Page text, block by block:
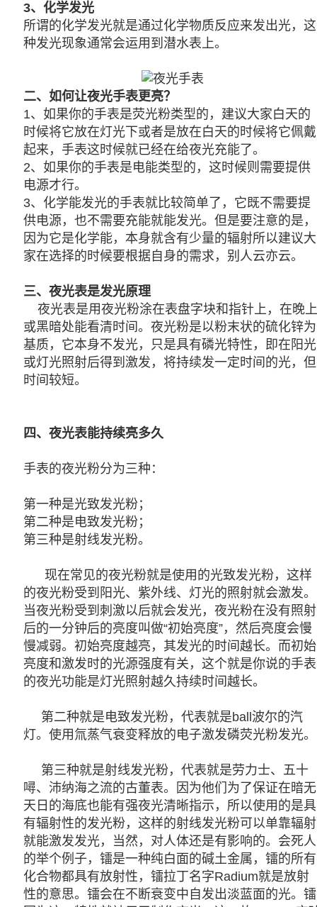
3、化学发光
所谓的化学发光就是通过化学物质反应来发出光，这
种发光现象通常会运用到潜水表上。
二、如何让夜光手表更亮？
1、如果你的手表是荧光粉类型的，建议大家白天的
时候将它放在灯光下或者是放在白天的时候将它佩戴
起来，手表这时候就已经在给夜光充能了。
2、如果你的手表是电能类型的，这时候则需要提供
电源才行。
3、化学能发光的手表就比较简单了，它既不需要提
供电源，也不需要充能就能发光。但是要注意的是，
因为它是化学能，本身就含有少量的辐射所以建议大
家在选择的时候要根据自身的需求，别人云亦云。
三、夜光表是发光原理
夜光表是用夜光粉涂在表盘字块和指针上，在晚
或黑暗处能看清时间。夜光粉是以粉末状的硫化锌为
基质，它本身不发光，只是具有磷光特性，即在阳光
或灯光照射后得到激发，将持续发一定时间的光，但
时间较短。
四、夜光表能持续亮多久
手表的夜光粉分为三种：
第一种是光致发光粉；
第二种是电致发光粉；
第三种是射线发光粉。
现在常见的夜光粉就是使用的光致发光粉，这样
的夜光粉受到阳光、紫外线、灯光的照射就会激发。
当夜光粉受到刺激以后就会发光，夜光粉在没有照射
后的一分钟后的亮度叫做“初始亮度”，然后亮度会慢
慢减弱。初始亮度越亮，其发光的时间越长。而初始
亮度和激发时的光源强度有关，这个就是你说的手表
的夜光功能是灯光照射越久持续时间越长。
第二种就是电致发光粉，代表就是ball波尔的汽
灯。使用氚蒸气衰变释放的电子激发磷荧光粉发光。
第三种就是射线发光粉，代表就是劳力士、五十
噚、 沛纳海之流的古董表。因为他们为了保证在暗无
天日的海底也能有强夜光清晰指示，所以使用的是具
有辐射性的发光粉，这样的射线发光粉可以单靠辐射
就能激发发光，当然，对人体还是有影响的。会死人
的举个例子，镭是一种纯白面的碱土金属，镭的所有
化合物都具有放射性，镭拉丁名字Radium就是放射
性的意思。镭会在不断衰变中自发出淡蓝面的光。镭